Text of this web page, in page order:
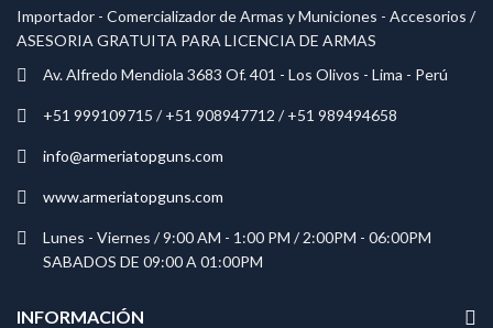
Importador - Comercializador de Armas y Municiones - Accesorios /
ASESORIA GRATUITA PARA LICENCIA DE ARMAS
Av. Alfredo Mendiola 3683 Of. 401 - Los Olivos - Lima - Perú
+51 999109715 / +51 908947712 / +51 989494658
info@armeriatopguns.com
www.armeriatopguns.com
Lunes - Viernes / 9:00 AM - 1:00 PM / 2:00PM - 06:00PM
SABADOS DE 09:00 A 01:00PM
INFORMACIÓN